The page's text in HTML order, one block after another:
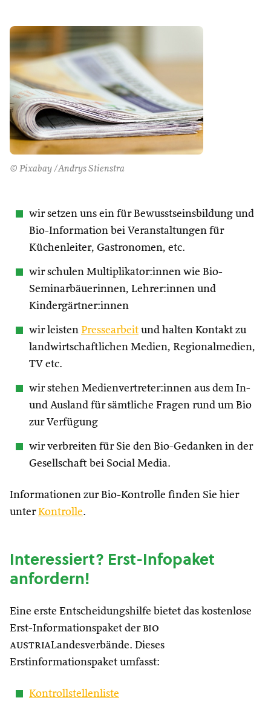
© Pixabay /Andrys Stienstra
wir setzen uns ein für Bewusstseinsbildung und
Bio-Information bei Veranstaltungen für
Küchenleiter, Gastronomen, etc.
wir schulen Multiplikator:innen wie Bio-
Seminarbäuerinnen, Lehrer:innen und
Kindergärtner:innen
wir leisten Pressearbeit und halten Kontakt zu
landwirtschaftlichen Medien, Regionalmedien,
TV etc.
wir stehen Medienvertreter:innen aus dem In-
und Ausland für sämtliche Fragen rund um Bio
zur Verfügung
wir verbreiten für Sie den Bio-Gedanken in der
Gesellschaft bei Social Media.
Informationen zur Bio-Kontrolle finden Sie hier
unterKontrolle.
Interessiert? Erst-Infopaket
anfordern!
Eine erste Entscheidungshilfe bietet das kostenlose
Erst-Informationspaket der bio
austriaLandesverbände. Dieses
Erstinformationspaket umfasst:
Kontrollstellenliste